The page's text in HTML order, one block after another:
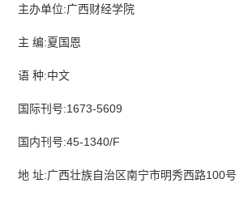
主办单位:广西财经学院
主 编:夏国恩
语 种:中文
国际刊号:1673-5609
国内刊号:45-1340/F
地 址:广西壮族自治区南宁市明秀西路100号